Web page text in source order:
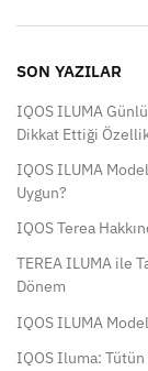
SON YAZILAR
IQOS ILUMA
Dikkat Ettiği
IQOS ILUMA
Uygun?
IQOS Terea
TEREA ILUMA ile
Dönem
IQOS ILUMA
IQOS Iluma: